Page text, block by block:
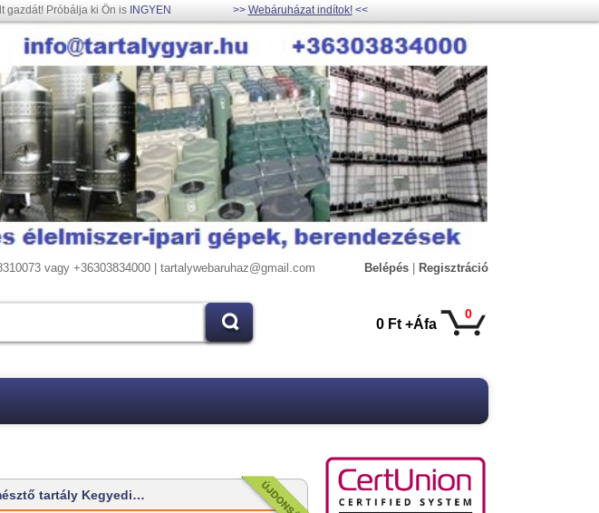
gazdát! Próbálja ki Ön is INGYEN >> Webáruházat indítok!<<
vagy +36303834000 | tartalywebaruhaz@gmail.com Belépés Regisztráció
0
0 Ft +Áfa
tartály Kegyedi…